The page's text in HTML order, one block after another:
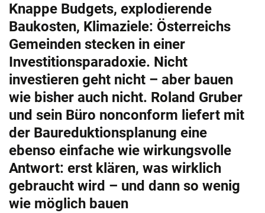
Knappe Budgets, explodierende
Baukosten, Klimaziele: Österreichs
Gemeinden stecken in einer
Investitionsparadoxie. Nicht
investieren geht nicht – aber bauen
wie bisher auch nicht. Roland Gruber
und sein Büro nonconform liefert mit
der Baureduktionsplanung eine
ebenso einfache wie wirkungsvolle
Antwort: erst klären, was wirklich
gebraucht wird – und dann so wenig
wie möglich bauen